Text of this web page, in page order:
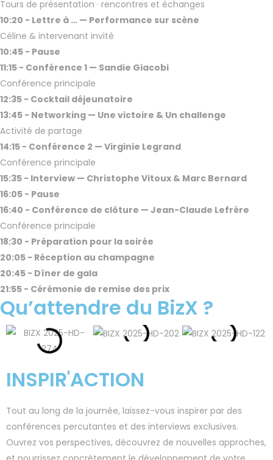
Tours de présentation · rencontres et échanges
10:20 - Lettre à … — Performance sur scène
Céline & intervenant invité
10:45 - Pause
11:15 - Conférence 1 — Sandie Giacobi
Conférence principale
12:35 - Cocktail déjeunatoire
13:45 - Networking — Une victoire & Un challenge
Activité de partage
14:15 - Conférence 2 — Virginie Legrand
Conférence principale
15:35 - Interview — Christophe Vitoux & Marc Bernard
16:05 - Pause
16:40 - Conférence de clôture — Jean-Claude Lefrère
Conférence principale
18:30 - Préparation pour la soirée
20:05 - Réception au champagne
20:45 - Dîner de gala
21:55 - Cérémonie de remise des prix
Qu’attendre du BizX ?
INSPIR'ACTION
Tout au long de la journée, laissez-vous inspirer par des
conférences percutantes et des interviews exclusives.
Ouvrez vos perspectives, découvrez de nouvelles approches,